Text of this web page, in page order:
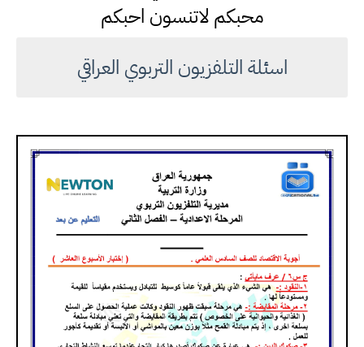
محبكم لاتنسون احبكم
اسئلة التلفزيون التربوي العراقي